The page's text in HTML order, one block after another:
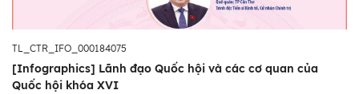
TL_CTR_IFO_000184075
[Infographics] Lãnh đạo Quốc hội và các cơ quan của
Quốc hội khóa XVI